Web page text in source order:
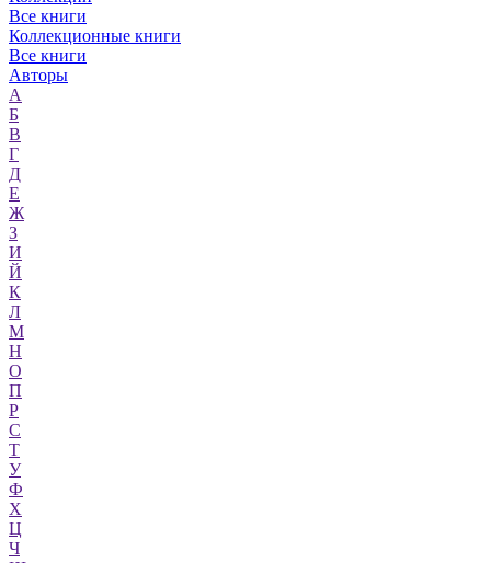
Все книги
Коллекционные книги
Все книги
Авторы
А
Б
В
Г
Д
Е
Ж
З
И
Й
К
Л
М
Н
О
П
Р
С
Т
У
Ф
Х
Ц
Ч